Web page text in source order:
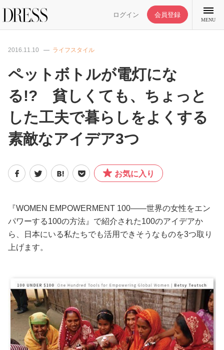
ログイン 会員登録
MENU
特集記事
DRESS部活
ファッション
恋愛/結婚/離婚
妊娠/出産/家族
ココロ/カラダ
2016.11.10 ライフスタイル
ペットボトルが電灯にな
る!? 貧しくても、ちょっと
した工夫で暮らしをよくする
素敵なアイデア3つ
お気に入り
『WOMEN EMPOWERMENT 100――世界の女性をエン
パワーする100の方法』で紹介された100のアイデアか
ら、日本にいる私たちでも活用できそうなものを3つ取り
上げます。